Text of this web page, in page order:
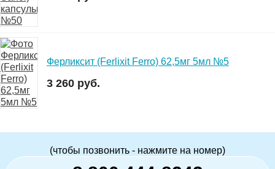
Ферликсит (Ferlixit Ferro) 62,5мг 5мл №5
3 260 руб.
(чтобы позвонить - нажмите на номер)